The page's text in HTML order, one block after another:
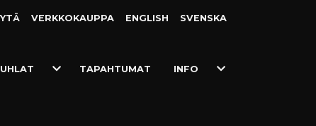
VERKKO­KAUPPA ENGLISH SVENSKA
ToggleTAPAHTUMAT INFO
Toggle